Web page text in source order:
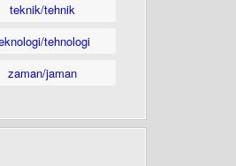
teknik/tehnik
tehnologi
zaman/jaman